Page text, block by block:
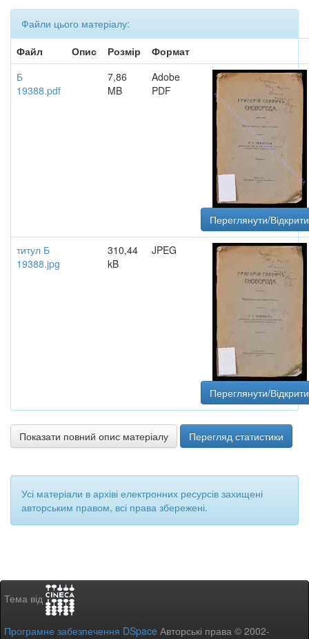
Файли цього матеріалу:
Файл
Опис Розмір
Формат
Б
19388.pdf
7,86
MB
Adobe
PDF
Переглянути/Відкрити
титул Б
19388.jpg
310,44
kB
JPEG
Переглянути/Відкрити
Показати повний опис матеріалу Перегляд статистики
Усі матеріали в архіві електронних ресурсів захищені
авторським правом, всі права збережені.
Тема від
Програмне забезпечення DSpace Авторські права © 2002-